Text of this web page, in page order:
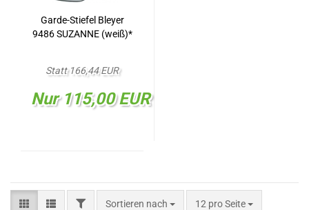
Garde-Stiefel Bleyer
9486 SUZANNE (weiß)*
Statt 166,44 EUR
Nur 115,00 EUR
FILTERSortieren nach
Sortieren nach 12 pro Seite
pro Seite